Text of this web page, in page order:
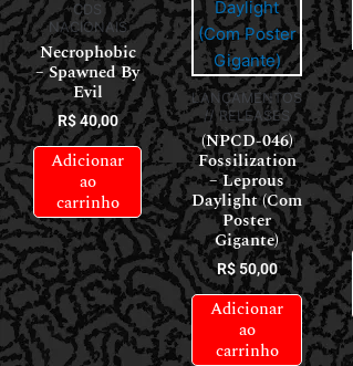
CDS
NACIONAIS
Necrophobic
– Spawned By
Evil
R$40,00
Adicionar
ao
carrinho
LANÇAMENTOS
// RELEASES
(NPCD-046)
Fossilization
– Leprous
Daylight (Com
Poster
Gigante)
R$50,00
Adicionar
ao
carrinho